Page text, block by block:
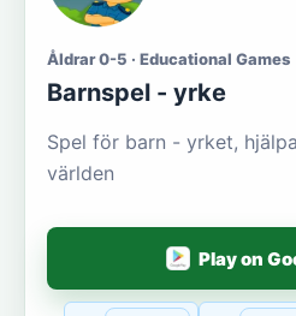
Åldrar 0-5 · Educational Games
Barnspel - yrke
Spel för barn - yrket,
världen
Play on